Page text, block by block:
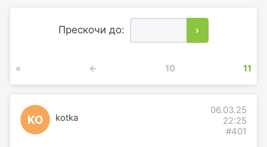
Прескочи до: ›
« ← 10 11
KO kotka
06.03.25
22:25
#401